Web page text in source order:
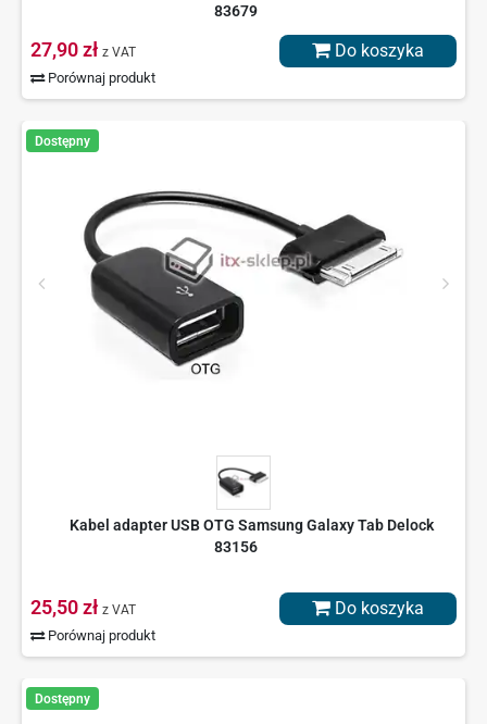
83679
27,90 zł z VAT
Porównaj produkt
Do koszyka
Dostępny
Kabel adapter USB OTG Samsung Galaxy Tab Delock
83156
25,50 zł z VAT
Porównaj produkt
Do koszyka
Dostępny